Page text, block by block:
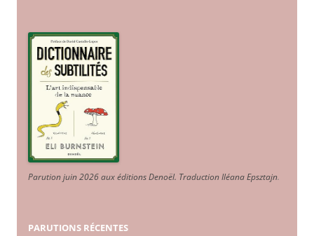
Parution juin 2026 aux éditions Denoël. Traduction Iléana Epsztajn.
PARUTIONS RÉCENTES